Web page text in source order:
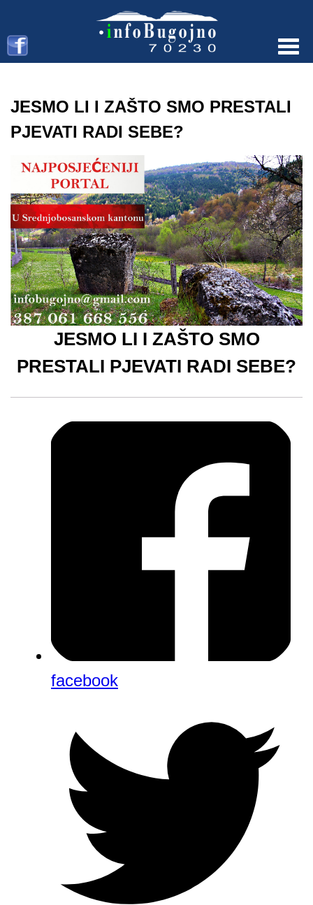
JESMO LI I ZAŠTO SMO PRESTALI
PJEVATI RADI SEBE?
JESMO LI I ZAŠTO SMO
PRESTALI PJEVATI RADI SEBE?
facebook